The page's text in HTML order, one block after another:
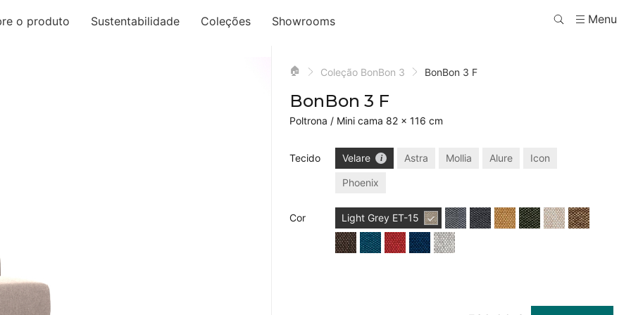
Menu
o produto Sustentabilidade Coleções Showrooms
🏠 Coleção BonBon 3 BonBon 3 F
BonBon 3 F
Poltrona / Mini cama 82 × 116 cm
Tecido Velare Astra Mollia Alure Icon
Phoenix
Cor Light Grey ET-15